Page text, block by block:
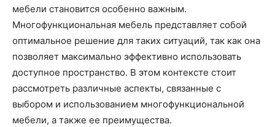
мебели становится особенно важным.
Многофункциональная мебель представляет собой
оптимальное решение для таких ситуаций, так как она
позволяет максимально эффективно использовать
доступное пространство. В этом контексте стоит
рассмотреть различные аспекты, связанные с
выбором и использованием многофункциональной
мебели, а также ее преимущества.